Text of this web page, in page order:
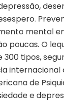
mental
poucas. O
300 tipos,
de
e